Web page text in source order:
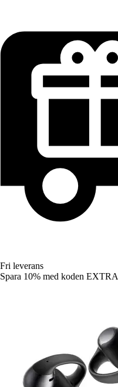
Fri leverans
Spara 10% med koden EXTRA